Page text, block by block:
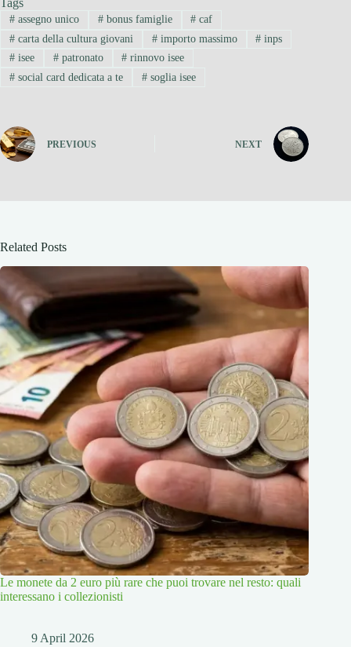
Tags
#assegno unico #bonus famiglie # caf
#carta della cultura giovani #importo massimo # inps
#isee #patronato # rinnovo isee
#social card dedicata a te #soglia isee
PREVIOUS NEXT
Related Posts
Le monete da 2 euro più rare che puoi trovare nel resto: quali
interessano i collezionisti
9 April 2026